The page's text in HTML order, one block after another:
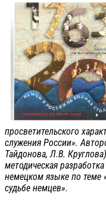
просветительского
служения России».
Тайдонова, Л.В.
методическая
немецком языке по теме
судьбе немцев».